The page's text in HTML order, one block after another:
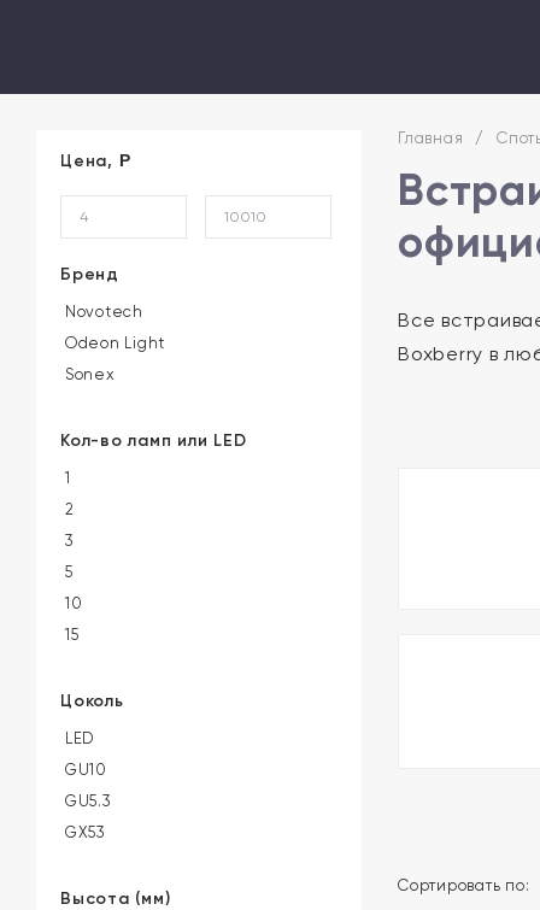
Цена, Р
Бренд
Novotech
Odeon Light
Sonex
Кол-во ламп или LED
1
2
3
5
10
15
Цоколь
LED
GU10
GU5.3
GX53
Высота (мм)
Главная /
Все
Boxberry в
Сортировать по: